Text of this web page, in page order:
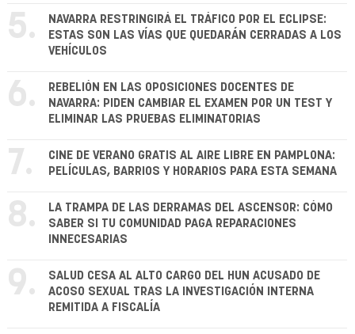
5.
NAVARRA RESTRINGIRÁ EL TRÁFICO POR EL ECLIPSE:
ESTAS SON LAS VÍAS QUE QUEDARÁN CERRADAS A LOS
VEHÍCULOS
6.
REBELIÓN EN LAS OPOSICIONES DOCENTES DE
NAVARRA: PIDEN CAMBIAR EL EXAMEN POR UN TEST Y
ELIMINAR LAS PRUEBAS ELIMINATORIAS
7.
CINE DE VERANO GRATIS AL AIRE LIBRE EN PAMPLONA:
PELÍCULAS, BARRIOS Y HORARIOS PARA ESTA SEMANA
8.
LA TRAMPA DE LAS DERRAMAS DEL ASCENSOR: CÓMO
SABER SI TU COMUNIDAD PAGA REPARACIONES
INNECESARIAS
9.
SALUD CESA AL ALTO CARGO DEL HUN ACUSADO DE
ACOSO SEXUAL TRAS LA INVESTIGACIÓN INTERNA
REMITIDA A FISCALÍA